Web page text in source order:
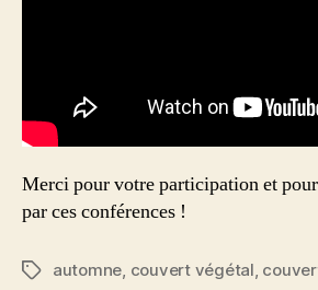
Merci pour votre participation et
par ces conférences !
Étiquettes
automne, couvert végétal,